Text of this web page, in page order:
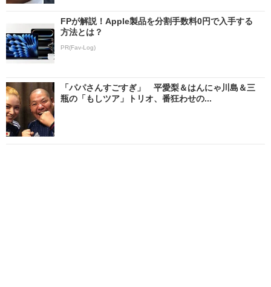
FPが解説！Apple製品を分割手数料0円で入手する
方法とは？
PR(Fav-Log)
「パパさんすごすぎ」 平愛梨＆はんにゃ川島＆三
瓶の「もしツア」トリオ、番狂わせの...